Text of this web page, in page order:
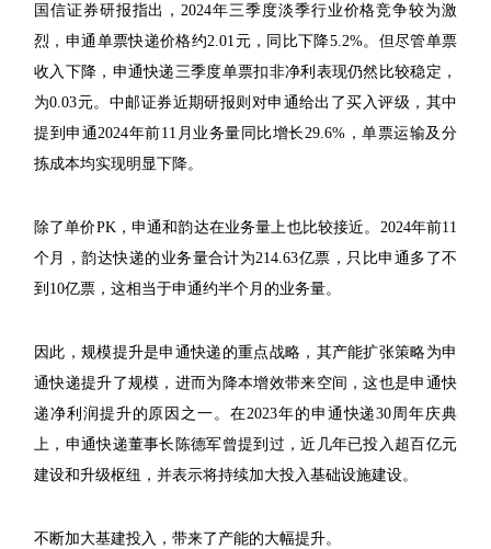
国信证券研报指出，2024年三季度淡季行业价格竞争较为激
烈，申通单票快递价格约2.01元，同比下降5.2%。但尽管单票
收入下降，申通快递三季度单票扣非净利表现仍然比较稳定，
为0.03元。中邮证券近期研报则对申通给出了买入评级，其中
提到申通2024年前11月业务量同比增长29.6%，单票运输及分
拣成本均实现明显下降。
除了单价PK，申通和韵达在业务量上也比较接近。2024年前11
个月，韵达快递的业务量合计为214.63亿票，只比申通多了不
到10亿票，这相当于申通约半个月的业务量。
因此，规模提升是申通快递的重点战略，其产能扩张策略为申
通快递提升了规模，进而为降本增效带来空间，这也是申通快
递净利润提升的原因之一。在2023年的申通快递30周年庆典
上，申通快递董事长陈德军曾提到过，近几年已投入超百亿元
建设和升级枢纽，并表示将持续加大投入基础设施建设。
不断加大基建投入，带来了产能的大幅提升。